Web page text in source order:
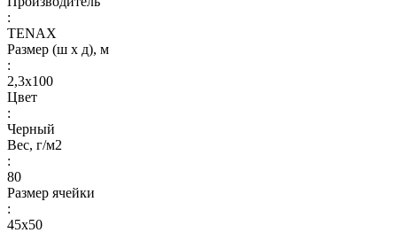
:
TENAX
Размер (ш х д), м
:
2,3х100
Цвет
:
Черный
Вес, г/м2
:
80
Размер ячейки
:
45х50